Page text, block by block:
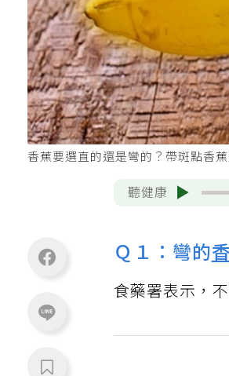
香蕉要選直的還是彎的？帶斑點香
聽健康
Ｑ１：彎的
食藥署表示，